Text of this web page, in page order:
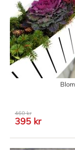
460 kr
395 kr